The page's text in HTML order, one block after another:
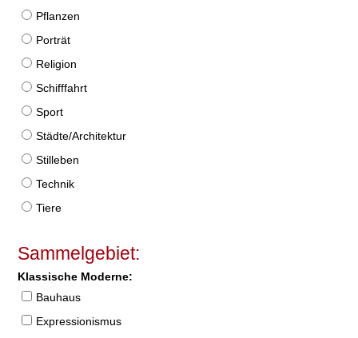
Pflanzen
Porträt
Religion
Schifffahrt
Sport
Städte/Architektur
Stilleben
Technik
Tiere
Sammelgebiet:
Klassische Moderne:
Bauhaus
Expressionismus